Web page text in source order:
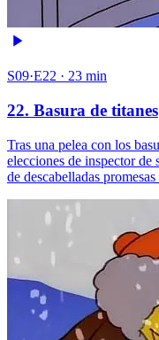
S09·E22 · 23 min
22. Basura de titanes
Tras una pelea con los
elecciones de inspector de
de descabelladas